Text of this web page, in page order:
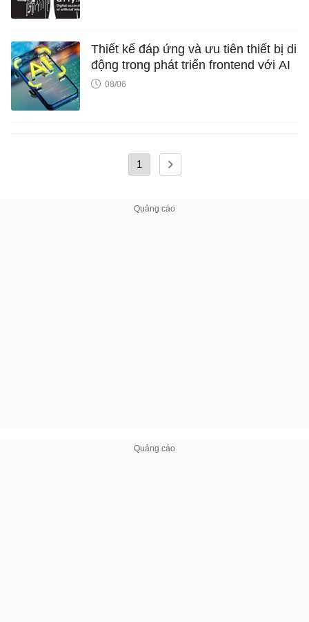
Thiết kế đáp ứng và ưu tiên thiết bị di
động trong phát triển frontend với AI
08/06
1